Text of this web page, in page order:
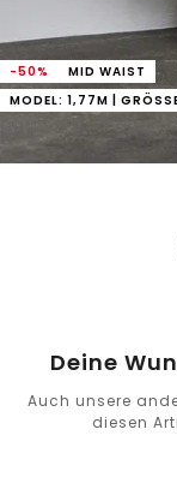
-50%
MID WAIST
MODEL: 1,77M |
Deine
Auch unsere
diesen